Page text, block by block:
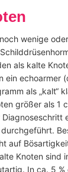
wenige oder
als kalte
ein echoarmer
als „kalt“
größer als 1
durchgeführt.
auf
Knoten sind
In ca. 5 %